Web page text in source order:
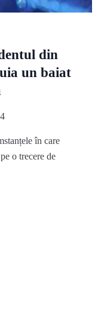
din
un baiat
în care
o trecere de